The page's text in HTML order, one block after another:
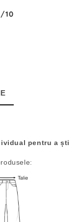
10
pentru a ști